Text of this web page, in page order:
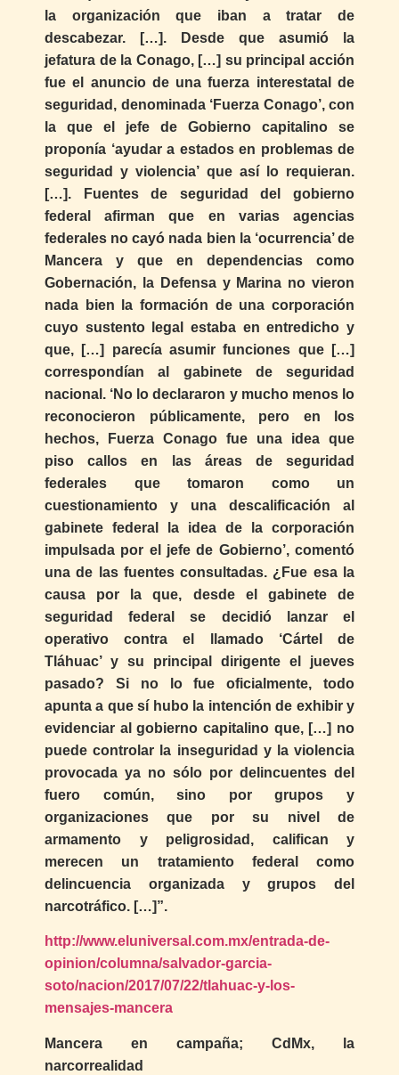
la organización que iban a tratar de
descabezar. […]. Desde que asumió la
jefatura de la Conago, […] su principal acción
fue el anuncio de una fuerza interestatal de
seguridad, denominada ‘Fuerza Conago’, con
la que el jefe de Gobierno capitalino se
proponía ‘ayudar a estados en problemas de
seguridad y violencia’ que así lo requieran.
[…]. Fuentes de seguridad del gobierno
federal afirman que en varias agencias
federales no cayó nada bien la ‘ocurrencia’ de
Mancera y que en dependencias como
Gobernación, la Defensa y Marina no vieron
nada bien la formación de una corporación
cuyo sustento legal estaba en entredicho y
que, […] parecía asumir funciones que […]
correspondían al gabinete de seguridad
nacional. ‘No lo declararon y mucho menos lo
reconocieron públicamente, pero en los
hechos, Fuerza Conago fue una idea que
piso callos en las áreas de seguridad
federales que tomaron como un
cuestionamiento y una descalificación al
gabinete federal la idea de la corporación
impulsada por el jefe de Gobierno’, comentó
una de las fuentes consultadas. ¿Fue esa la
causa por la que, desde el gabinete de
seguridad federal se decidió lanzar el
operativo contra el llamado ‘Cártel de
Tláhuac’ y su principal dirigente el jueves
pasado? Si no lo fue oficialmente, todo
apunta a que sí hubo la intención de exhibir y
evidenciar al gobierno capitalino que, […] no
puede controlar la inseguridad y la violencia
provocada ya no sólo por delincuentes del
fuero común, sino por grupos y
organizaciones que por su nivel de
armamento y peligrosidad, califican y
merecen un tratamiento federal como
delincuencia organizada y grupos del
narcotráfico. […]”.
http://www.eluniversal.com.mx/entrada-de-
opinion/columna/salvador-garcia-
soto/nacion/2017/07/22/tlahuac-y-los-
mensajes-mancera
Mancera en campaña; CdMx, la
narcorrealidad